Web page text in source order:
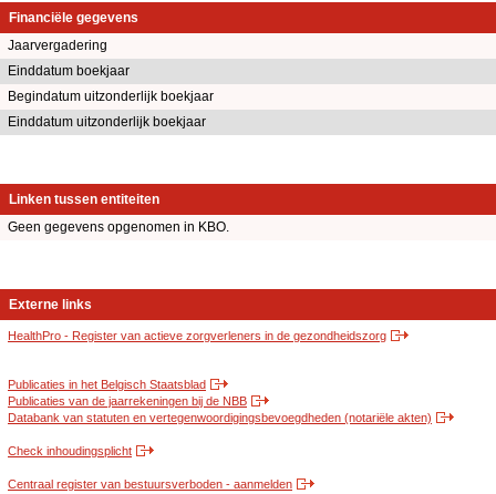
Financiële gegevens
Jaarvergadering
Einddatum boekjaar
Begindatum uitzonderlijk boekjaar
Einddatum uitzonderlijk boekjaar
Linken tussen entiteiten
Geen gegevens opgenomen in KBO.
Externe links
HealthPro - Register van actieve zorgverleners in de gezondheidszorg
Publicaties in het Belgisch Staatsblad
Publicaties van de jaarrekeningen bij de NBB
Databank van statuten en vertegenwoordigingsbevoegdheden (notariële akten)
Check inhoudingsplicht
Centraal register van bestuursverboden - aanmelden